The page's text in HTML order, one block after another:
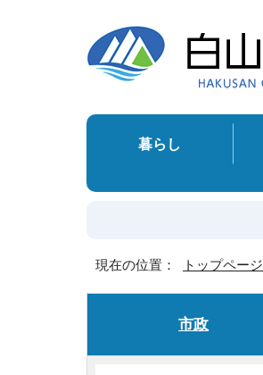
暮らし
現在の位置： トップページ
市政